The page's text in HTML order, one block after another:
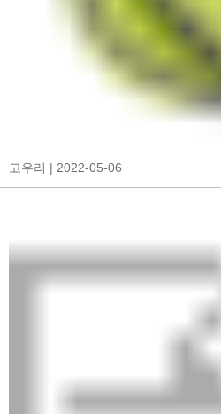
고우리 | 2022-05-06